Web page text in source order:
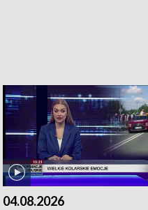
04.08.2026